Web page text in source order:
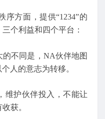
序方面，提供“1234”的
个利益和四个平台：
的不同是，NA伙伴地图
人的意志为转移。
维护伙伴投入，不能让
获。